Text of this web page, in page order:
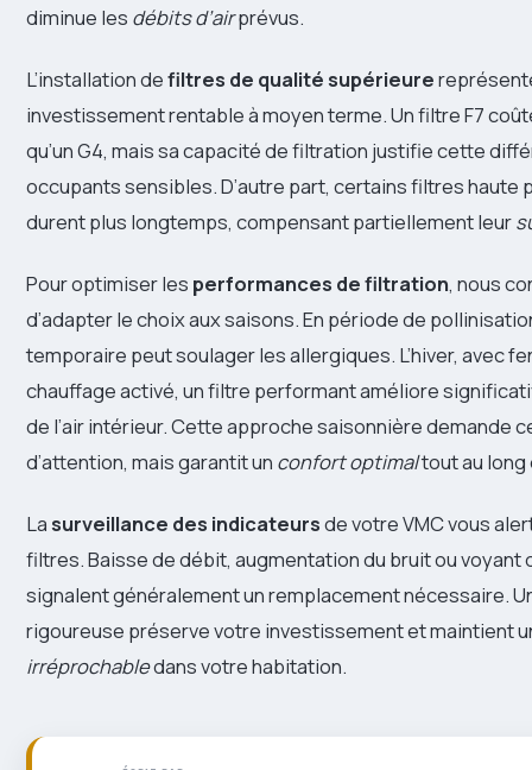
diminue les débits d’airprévus.
L’installation defiltres de qualité supérieure
investissement rentable à moyen terme. Un filtre F7
qu’un G4, mais sa capacité de filtration justifie cette
occupants sensibles. D’autre part, certains filtres haute
durent plus longtemps, compensant partiellement leur
Pour optimiser les performances de filtration, nous
d’adapter le choix aux saisons. En période de
temporaire peut soulager les allergiques. L’hiver, avec
chauffage activé, un filtre performant améliore
de l’air intérieur. Cette approche saisonnière demande
d’attention, mais garantit un confort optimaltout au long
Lasurveillance des indicateursde votre VMC vous
filtres. Baisse de débit, augmentation du bruit ou voyant
signalent généralement un remplacement nécessaire.
rigoureuse préserve votre investissement et maintient
irréprochabledans votre habitation.